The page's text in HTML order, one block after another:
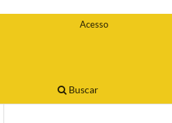
Buscar
Acesso